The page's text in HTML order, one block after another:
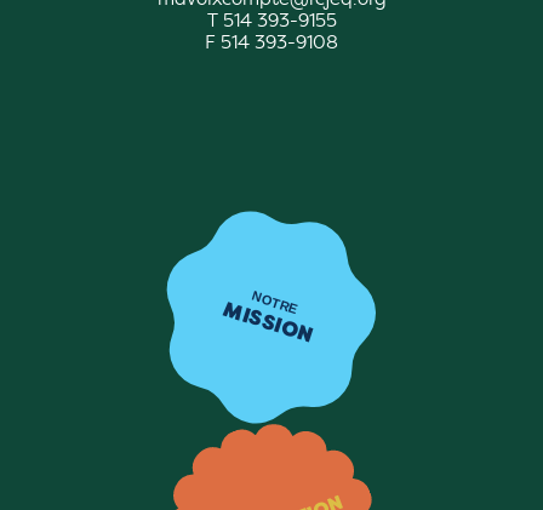
T 514 393-9155
F 514 393-9108
NOTRE
MISSION